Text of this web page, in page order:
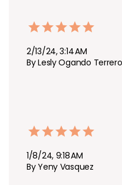
2/13/24, 3:14 AM
By Lesly Ogando Terrero
1/8/24, 9:18 AM
By Yeny Vasquez